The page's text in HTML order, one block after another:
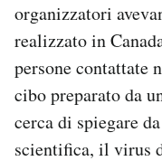
organizzatori
realizzato in
persone contattate
cibo preparato da
cerca di spiegare
scientifica, il virus